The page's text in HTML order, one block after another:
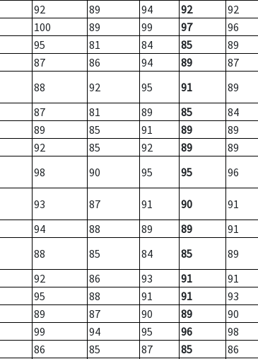
92 89 94 92
92
100 89 99 97
96
95 81 84 85
89
87 86 94 89
87
88 92 95 91
89
87 81 89 85
84
89 85 91 89
89
92 85 92 89
89
98 90 95 95 96
93 87 91 90
91
94 88 89 89
91
88 85 84 85
89
92 86 93 91
91
95 88 91 91
93
89 87 90 89
90
99 94 95 96
98
86 85 87 85
86